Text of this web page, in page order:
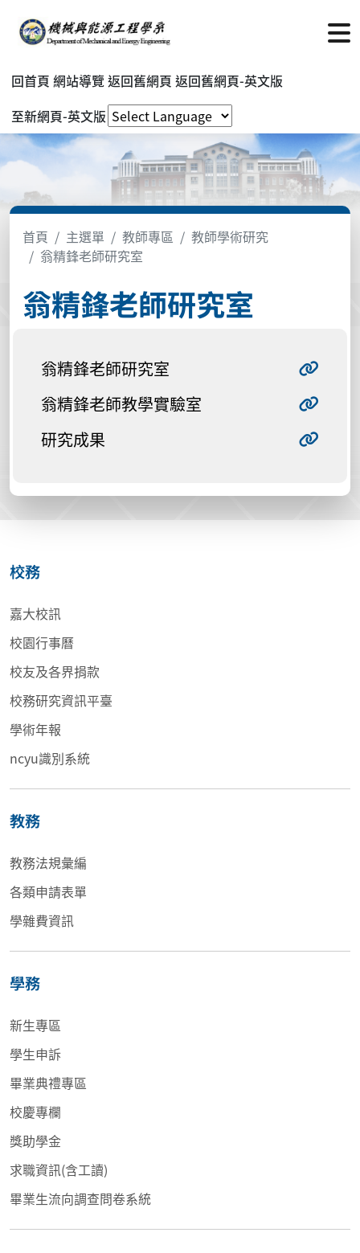
回首頁 網站導覽返回舊網頁 返回舊網頁-英文版
至新網頁-英文版
首頁 主選單 教師專區
教師學術研究
翁精鋒老師研究室
翁精鋒老師研究室
翁精鋒老師研究室
翁精鋒老師教學實驗室
研究成果
校務
嘉大校訊
校園行事曆
校友及各界捐款
校務研究資訊平臺
學術年報
ncyu識別系統
教務
教務法規彙編
各類申請表單
學雜費資訊
學務
新生專區
學生申訴
畢業典禮專區
校慶專欄
獎助學金
求職資訊(含工讀)
畢業生流向調查問卷系統